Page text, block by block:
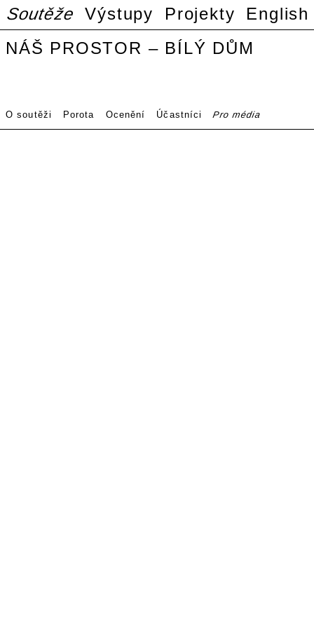
Soutěže Výstupy Projekty
English
NÁŠ PROSTOR – BÍLÝ DŮM
O soutěži Porota Ocenění Účastníci Pro média